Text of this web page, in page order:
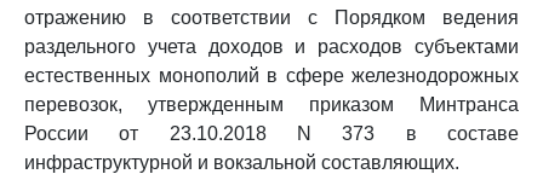
отражению в соответствии с Порядком ведения
раздельного учета доходов и расходов субъектами
естественных монополий в сфере железнодорожных
перевозок, утвержденным приказом Минтранса
России от 23.10.2018 N 373 в составе
инфраструктурной и вокзальной составляющих.